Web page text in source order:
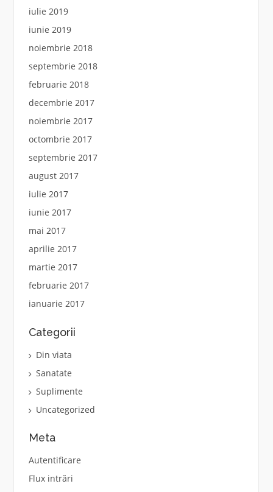
iulie 2019
iunie 2019
noiembrie 2018
septembrie 2018
februarie 2018
decembrie 2017
noiembrie 2017
octombrie 2017
septembrie 2017
august 2017
iulie 2017
iunie 2017
mai 2017
aprilie 2017
martie 2017
februarie 2017
ianuarie 2017
Categorii
Din viata
Sanatate
Suplimente
Uncategorized
Meta
Autentificare
Flux intrări